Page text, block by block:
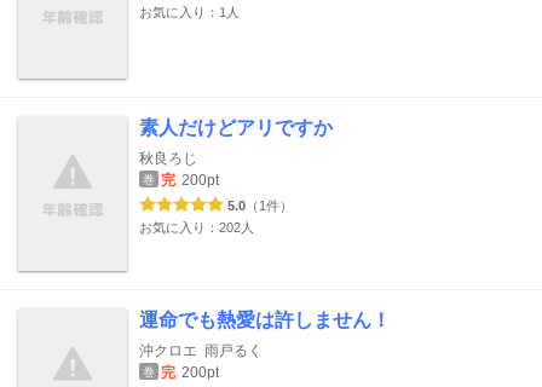
お気に入り：1人
素人だけどアリですか
秋良ろじ
巻 完 200pt
5.0 （1件）
お気に入り：202人
運命でも熱愛は許しません！
沖クロエ 雨戸るく
巻 完 200pt